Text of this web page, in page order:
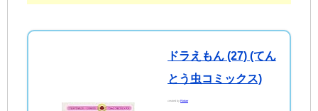
ドラえもん (27) (てん
とう虫コミックス)
created byRinker